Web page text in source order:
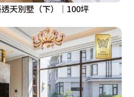
天別墅（下）│100坪